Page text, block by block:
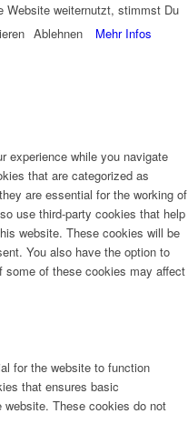
Website weiternutzt, stimmst Du
Ablehnen Mehr Infos
experience while you navigate
that are categorized as
are essential for the working of
use third-party cookies that help
website. These cookies will be
You also have the option to
of these cookies may affect
for the website to function
that ensures basic
These cookies do not